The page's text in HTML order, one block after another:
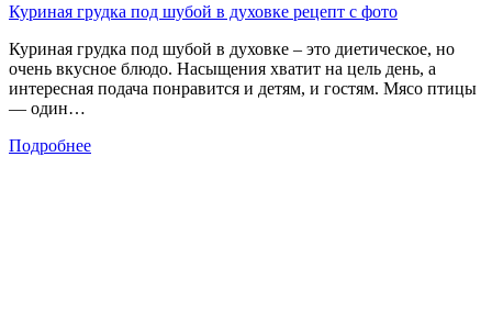
Куриная грудка под шубой в духовке рецепт с фото
Куриная грудка под шубой в духовке – это диетическое, но
очень вкусное блюдо. Насыщения хватит на цель день, а
интересная подача понравится и детям, и гостям. Мясо птицы
— один…
Подробнее